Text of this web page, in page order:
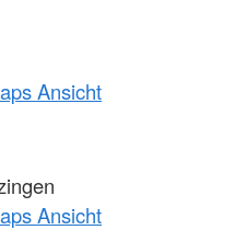
Ansicht
Ansicht